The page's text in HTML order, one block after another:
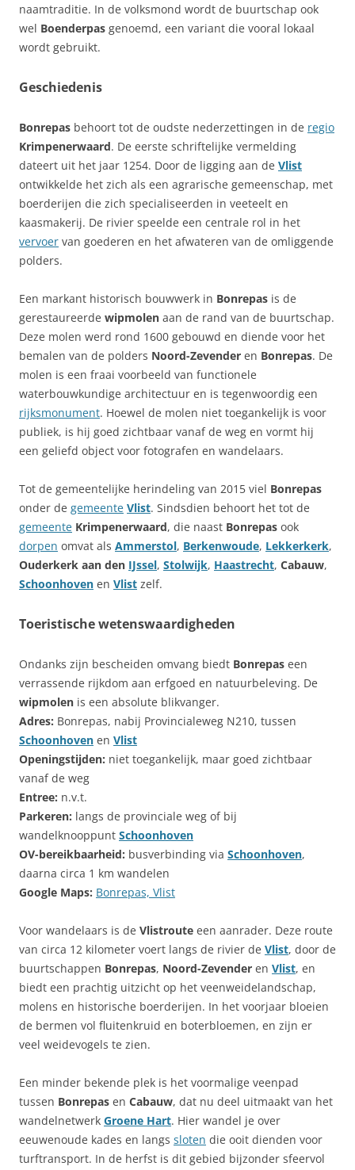
naamtraditie. In de volksmond wordt de buurtschap ook
wel Boenderpas genoemd, een variant die vooral lokaal
wordt gebruikt.
Geschiedenis
Bonrepas behoort tot de oudste nederzettingen in de regio
Krimpenerwaard. De eerste schriftelijke vermelding
dateert uit het jaar 1254. Door de ligging aan de Vlist
ontwikkelde het zich als een agrarische gemeenschap, met
boerderijen die zich specialiseerden in veeteelt en
kaasmakerij. De rivier speelde een centrale rol in het
vervoer van goederen en het afwateren van de omliggende
polders.
Een markant historisch bouwwerk in Bonrepas is de
gerestaureerde wipmolen aan de rand van de buurtschap.
Deze molen werd rond 1600 gebouwd en diende voor het
bemalen van de polders Noord-Zevender en Bonrepas. De
molen is een fraai voorbeeld van functionele
waterbouwkundige architectuur en is tegenwoordig een
rijksmonument. Hoewel de molen niet toegankelijk is voor
publiek, is hij goed zichtbaar vanaf de weg en vormt hij
een geliefd object voor fotografen en wandelaars.
Tot de gemeentelijke herindeling van 2015 viel Bonrepas
onder de gemeente Vlist. Sindsdien behoort het tot de
gemeente Krimpenerwaard, die naast Bonrepas ook
dorpen omvat als Ammerstol, Berkenwoude, Lekkerkerk,
Ouderkerk aan den IJssel, Stolwijk, Haastrecht, Cabauw,
Schoonhoven en Vlist zelf.
Toeristische wetenswaardigheden
Ondanks zijn bescheiden omvang biedt Bonrepas een
verrassende rijkdom aan erfgoed en natuurbeleving. De
wipmolen is een absolute blikvanger.
Adres: Bonrepas, nabij Provincialeweg N210, tussen
Schoonhoven en Vlist
Openingstijden: niet toegankelijk, maar goed zichtbaar
vanaf de weg
Entree: n.v.t.
Parkeren: langs de provinciale weg of bij
wandelknooppunt Schoonhoven
OV-bereikbaarheid: busverbinding via Schoonhoven,
daarna circa 1 km wandelen
Google Maps: Bonrepas, Vlist
Voor wandelaars is de Vlistroute een aanrader. Deze route
van circa 12 kilometer voert langs de rivier de Vlist, door de
buurtschappen Bonrepas, Noord-Zevender en Vlist, en
biedt een prachtig uitzicht op het veenweidelandschap,
molens en historische boerderijen. In het voorjaar bloeien
de bermen vol fluitenkruid en boterbloemen, en zijn er
veel weidevogels te zien.
Een minder bekende plek is het voormalige veenpad
tussen Bonrepas en Cabauw, dat nu deel uitmaakt van het
wandelnetwerk Groene Hart. Hier wandel je over
eeuwenoude kades en langs sloten die ooit dienden voor
turftransport. In de herfst is dit gebied bijzonder sfeervol